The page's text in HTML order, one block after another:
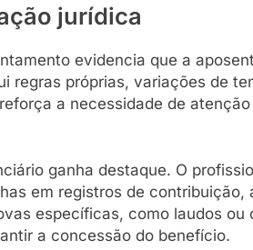
jurídica
evidencia que a
regras próprias, variações de
a necessidade de
ganha destaque. O
em registros de contribuição,
específicas, como laudos ou
a concessão do benefício.